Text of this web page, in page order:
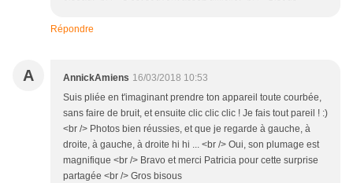
Répondre
A AnnickAmiens 16/03/2018 10:53
Suis pliée en t'imaginant prendre ton appareil toute courbée,
sans faire de bruit, et ensuite clic clic clic ! Je fais tout pareil ! :)
<br /> Photos bien réussies, et que je regarde à gauche, à
droite, à gauche, à droite hi hi ... <br /> Oui, son plumage est
magnifique <br /> Bravo et merci Patricia pour cette surprise
partagée <br /> Gros bisous